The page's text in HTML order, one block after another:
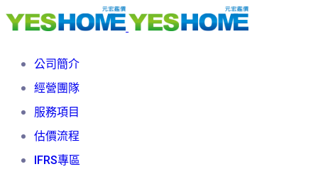
公司簡介
經營團隊
服務項目
估價流程
IFRS專區